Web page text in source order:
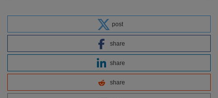
post
share
share
share